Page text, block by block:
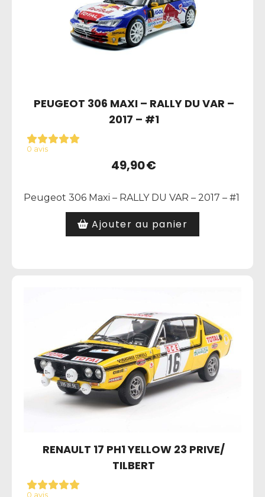
PEUGEOT 306 MAXI – RALLY DU VAR –
2017 – #1
0 avis
49,90€
Peugeot 306 Maxi – RALLY DU VAR – 2017 – #1
Ajouter au panier
RENAULT 17 PH1 YELLOW 23 PRIVE/
TILBERT
0 avis